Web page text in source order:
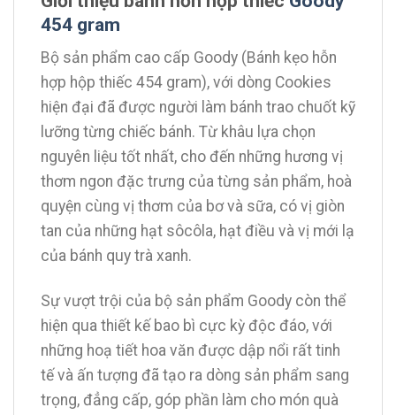
454 gram
Bộ sản phẩm cao cấp Goody (Bánh kẹo hỗn
hợp hộp thiếc 454 gram), với dòng Cookies
hiện đại đã được người làm bánh trao chuốt kỹ
lưỡng từng chiếc bánh. Từ khâu lựa chọn
nguyên liệu tốt nhất, cho đến những hương vị
thơm ngon đặc trưng của từng sản phẩm, hoà
quyện cùng vị thơm của bơ và sữa, có vị giòn
tan của những hạt sôcôla, hạt điều và vị mới lạ
của bánh quy trà xanh.
Sự vượt trội của bộ sản phẩm Goody còn thể
hiện qua thiết kế bao bì cực kỳ độc đáo, với
những hoạ tiết hoa văn được dập nổi rất tinh
tế và ấn tượng đã tạo ra dòng sản phẩm sang
trọng, đẳng cấp, góp phần làm cho món quà